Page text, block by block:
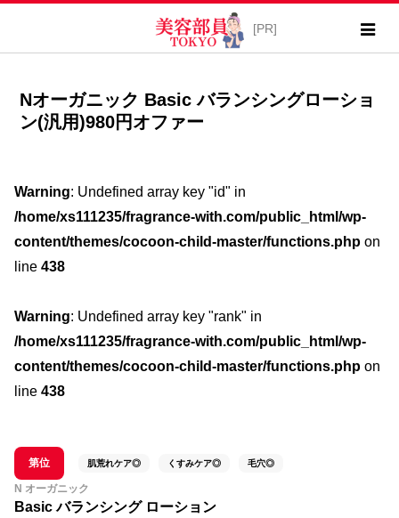
Nオーガニック Basic バランシングローショ
ン(汎用)980円オファー
Warning: Undefined array key "id" in
/home/xs111235/fragrance-with.com/public_html/wp-
content/themes/cocoon-child-master/functions.php on
line 438
Warning: Undefined array key "rank" in
/home/xs111235/fragrance-with.com/public_html/wp-
content/themes/cocoon-child-master/functions.php on
line 438
第位 肌荒れケア◎ くすみケア◎ 毛穴◎
N オーガニック
Basic バランシング ローション